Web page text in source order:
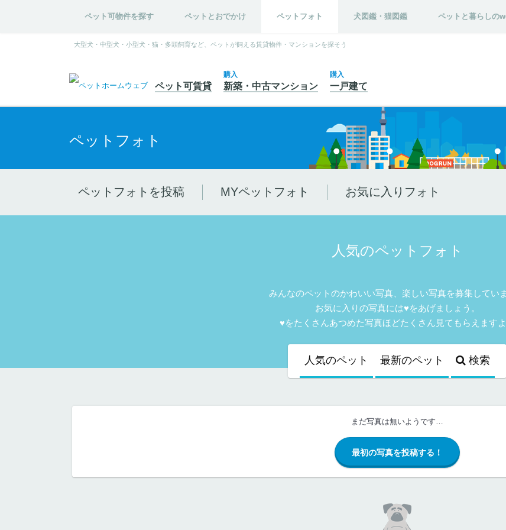
ペット可物件を探す ペットとおでかけ ペットフォト 犬図鑑・猫図鑑 ペットと暮らしの
大型犬・中型犬・小型犬・猫・多頭飼育など、ペットが飼える賃貸物件・マンションを探そう
ペット可賃貸
購入
新築・中古マンション
購入
一戸建て
ペットフォト
ペットフォトを投稿 MYペットフォト お気に入りフォト
人気のペットフォト
みんなのペットのかわいい写真、楽しい写真を募集してい
お気に入りの写真には♥をあげましょう。
♥をたくさんあつめた写真ほどたくさん見てもらえますよ
人気のペット 最新のペット 検索
まだ写真は無いようです…
最初の写真を投稿する！